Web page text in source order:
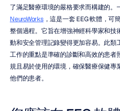
了滿足醫療環境的嚴格要求而構建的。
NeuroWorks ，這是一套 EEG 軟體，
整個過程。它旨在增強神經科學家和技
動和安全管理記錄變得更加容易。此類
工作的重點是準確的診斷和高效的患者
規且易於使用的環境，確保醫療保健專
他們的患者。